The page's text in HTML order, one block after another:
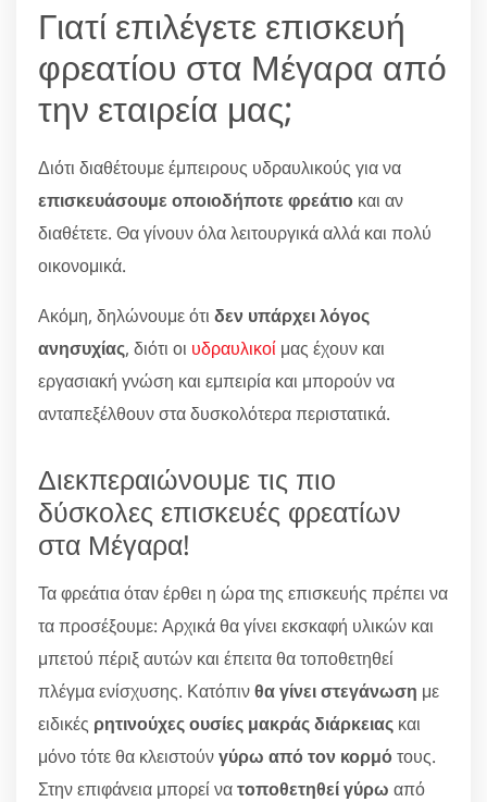
Γιατί επιλέγετε επισκευή
φρεατίου στα Μέγαρα από
την εταιρεία μας;
Διότι διαθέτουμε έμπειρους υδραυλικούς για να
επισκευάσουμε οποιοδήποτε φρεάτιο και αν
διαθέτετε. Θα γίνουν όλα λειτουργικά αλλά και πολύ
οικονομικά.
Ακόμη, δηλώνουμε ότι δεν υπάρχει λόγος
ανησυχίας, διότι οι υδραυλικοί μας έχουν και
εργασιακή γνώση και εμπειρία και μπορούν να
ανταπεξέλθουν στα δυσκολότερα περιστατικά.
Διεκπεραιώνουμε τις πιο
δύσκολες επισκευές φρεατίων
στα Μέγαρα!
Τα φρεάτια όταν έρθει η ώρα της επισκευής πρέπει να
τα προσέξουμε: Αρχικά θα γίνει εκσκαφή υλικών και
μπετού πέριξ αυτών και έπειτα θα τοποθετηθεί
πλέγμα ενίσχυσης. Κατόπινθα γίνει στεγάνωση με
ειδικές ρητινούχες ουσίες μακράς διάρκειας και
μόνο τότε θα κλειστούνγύρω από τον κορμότους.
Στην επιφάνεια μπορεί νατοποθετηθεί γύρω από